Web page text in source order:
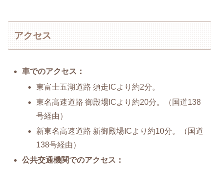
アクセス
車でのアクセス：
東富士五湖道路 須走ICより約2分。
東名高速道路 御殿場ICより約20分。（国道138
号経由）
新東名高速道路 新御殿場ICより約10分。（国道
138号経由）
公共交通機関でのアクセス：